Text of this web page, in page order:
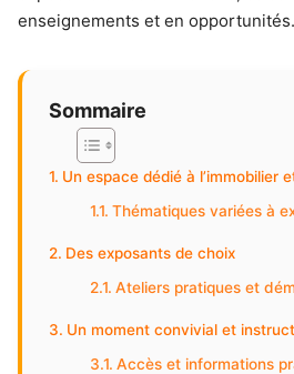
enseignements et en opportunités.
Sommaire
Un espace dédié à l’immobilier
Thématiques variées à
Des exposants de choix
Ateliers pratiques et
Un moment convivial et
Accès et informations